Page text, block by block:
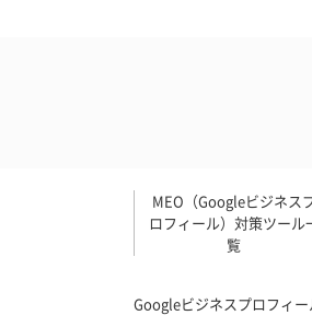
MEO（Googleビジネス
ロフィール）対策ツール
覧
Googleビジネスプロフィ